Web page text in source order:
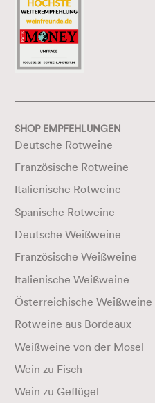
SHOP EMPFEHLUNGEN
Deutsche Rotweine
Französische Rotweine
Italienische Rotweine
Spanische Rotweine
Deutsche Weißweine
Französische Weißweine
Italienische Weißweine
Österreichische Weißweine
Rotweine aus Bordeaux
Weißweine von der Mosel
Wein zu Fisch
Wein zu Geflügel